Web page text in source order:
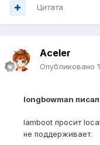
Цитата
Aceler
Опубликовано
longbowman
lamboot просит
не поддерживает.